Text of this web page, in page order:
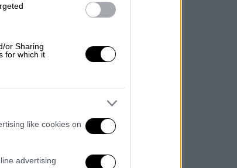
or Sharing
for which it
like cookies on
advertising
πως η
παιδιά
της η